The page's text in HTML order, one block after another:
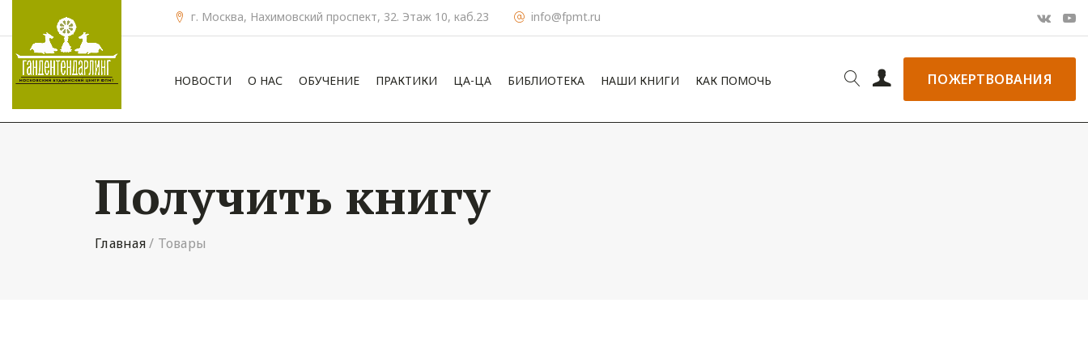
г. Москва, Нахимовский проспект, 32. Этаж 10, каб.23 info@fpmt.ru
НОВОСТИ О НАС ОБУЧЕНИЕ ПРАКТИКИ ЦА-ЦА БИБЛИОТЕКА НАШИ КНИГИ КАК ПОМОЧЬ ПОЖЕРТВОВАНИЯ
Получить книгу
Главная/ Товары